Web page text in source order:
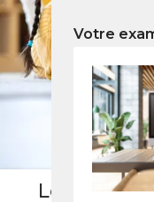
Votre
Les écoles